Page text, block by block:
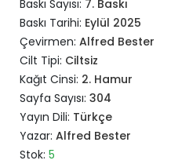
Baskı Sayısı: 7. Baskı
Baskı Tarihi: Eylül 2025
Çevirmen: Alfred Bester
Cilt Tipi: Ciltsiz
Kağıt Cinsi: 2. Hamur
Sayfa Sayısı: 304
Yayın Dili: Türkçe
Yazar: Alfred Bester
Stok: 5